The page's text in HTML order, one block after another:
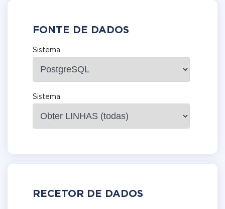
FONTE DE DADOS
Sistema
Sistema
RECETOR DE DADOS